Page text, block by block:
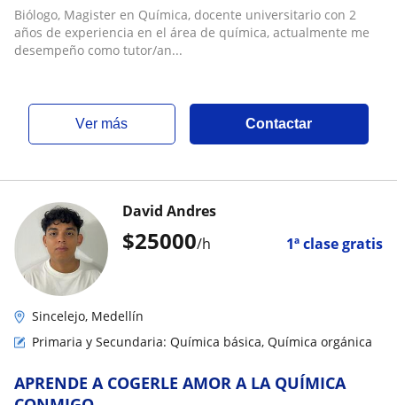
Biólogo, Magister en Química, docente universitario con 2
años de experiencia en el área de química, actualmente me
desempeño como tutor/an...
ver más Contactar
$25000/h 1ª clase gratis
David Andres
Sincelejo, Medellín
Primaria y Secundaria: Química básica, Química orgánica
APRENDE A COGERLE AMOR A LA QUÍMICA